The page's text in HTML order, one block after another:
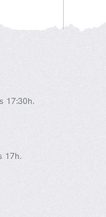
17:30h.
17h.